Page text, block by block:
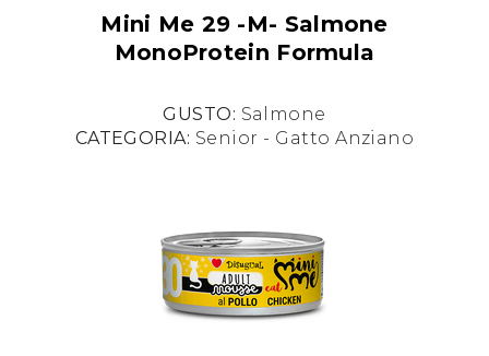
Mini Me 29 -M- Salmone
MonoProtein Formula
GUSTO: Salmone
CATEGORIA: Senior - Gatto Anziano